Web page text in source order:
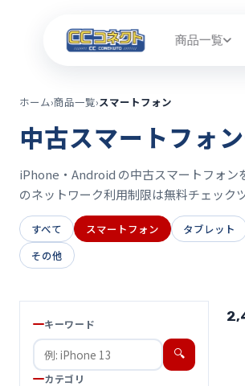
商品一覧
ホーム›商品一覧›スマートフォン
中古スマートフォ
iPhone・Android の中古スマートフォン
のネットワーク利用制限は無料チェック
すべて スマートフォン タブレット
その他
キーワード
🔍
カテゴリ